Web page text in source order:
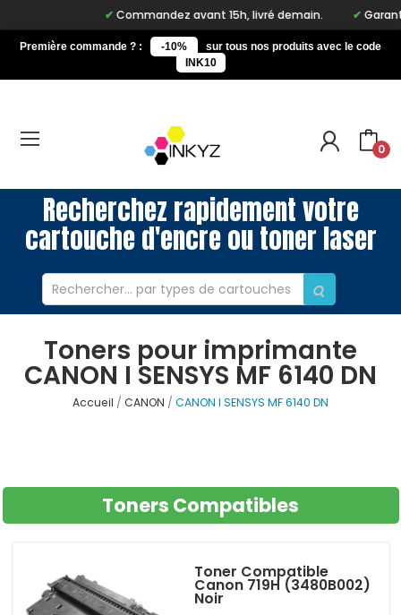
Commandez avant 15h, livré demain.
Première commande ? : -10%
sur tous nos produits avec le code
INK10
0
Recherchez rapidement votre
cartouche d'encre ou toner laser
Toners pour imprimante
CANON I SENSYS MF 6140 DN
Accueil CANON CANON I SENSYS MF 6140 DN
Toners Compatibles
Toner Compatible
Canon 719H (3480B002)
Noir